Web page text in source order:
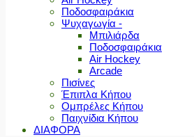
Ποδοσφαιράκια
Ψυχαγωγία -
Μπιλιάρδα
Ποδοσφαιράκια
Air Hockey
Arcade
Πισίνες
Έπιπλα Κήπου
Ομπρέλες Κήπου
Παιχνίδια Κήπου
ΔΙΑΦΟΡΑ